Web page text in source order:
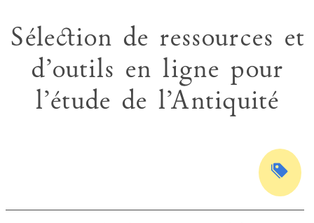
Sélection de ressources et
d’outils en ligne pour
l’étude de l’Antiquité